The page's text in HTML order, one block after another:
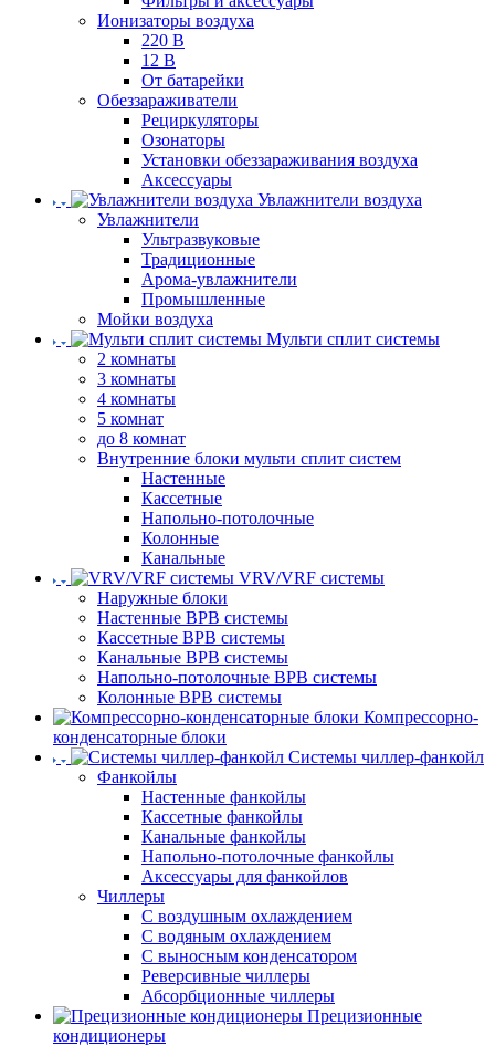
Ионизаторы воздуха
220 В
12 В
От батарейки
Обеззараживатели
Рециркуляторы
Озонаторы
Установки обеззараживания воздуха
Аксессуары
Увлажнители воздуха
Увлажнители
Ультразвуковые
Традиционные
Арома-увлажнители
Промышленные
Мойки воздуха
Мульти сплит системы
2 комнаты
3 комнаты
4 комнаты
5 комнат
до 8 комнат
Внутренние блоки мульти сплит систем
Настенные
Кассетные
Напольно-потолочные
Колонные
Канальные
VRV/VRF системы
Наружные блоки
Настенные ВРВ системы
Кассетные ВРВ системы
Канальные ВРВ системы
Напольно-потолочные ВРВ системы
Колонные ВРВ системы
Компрессорно-
конденсаторные блоки
Системы чиллер-фанкойл
Фанкойлы
Настенные фанкойлы
Кассетные фанкойлы
Канальные фанкойлы
Напольно-потолочные фанкойлы
Аксессуары для фанкойлов
Чиллеры
С воздушным охлаждением
С водяным охлаждением
С выносным конденсатором
Реверсивные чиллеры
Абсорбционные чиллеры
Прецизионные
кондиционеры